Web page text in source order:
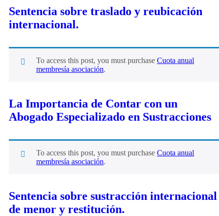
Sentencia sobre traslado y reubicación
internacional.
To access this post, you must purchase Cuota anual
membresía asociación.
La Importancia de Contar con un
Abogado Especializado en Sustracciones
To access this post, you must purchase Cuota anual
membresía asociación.
Sentencia sobre sustracción internacional
de menor y restitución.